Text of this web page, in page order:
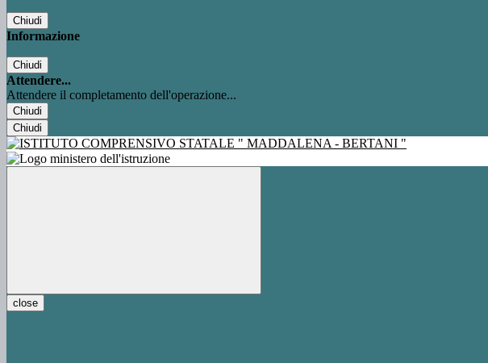
Chiudi
Informazione
Chiudi
Attendere...
Attendere il completamento dell'operazione...
Chiudi
Chiudi
close